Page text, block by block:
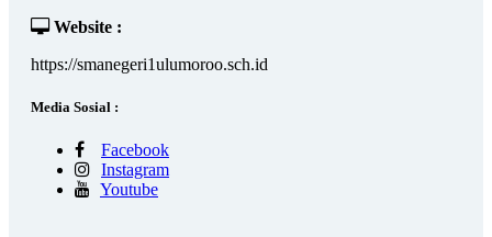
Website :
https://smanegeri1ulumoroo.sch.id
Media Sosial :
Facebook
Instagram
Youtube